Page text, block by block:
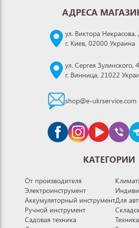
АДРЕСА
ул. Виктора
г. Киев, 02000 Украина
ул. Сергея Зулинского,
г. Винница, 21022
shop@e-ukrservice.com
КАТЕГОРИИ
От производителя
Электроинструмент
Аккумуляторный инструмент
Ручной инструмент
Садовая техника
Для